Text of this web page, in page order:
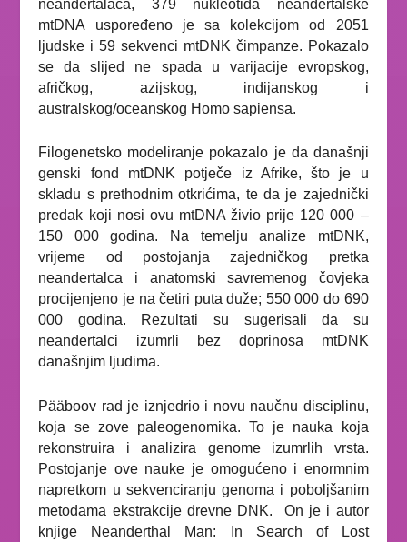
neandertalaca, 379 nukleotida neandertalske
mtDNA uspoređeno je sa kolekcijom od 2051
ljudske i 59 sekvenci mtDNK čimpanze. Pokazalo
se da slijed ne spada u varijacije evropskog,
afričkog, azijskog, indijanskog i
australskog/oceanskog Homo sapiensa.
Filogenetsko modeliranje pokazalo je da današnji
genski fond mtDNK potječe iz Afrike, što je u
skladu s prethodnim otkrićima, te da je zajednički
predak koji nosi ovu mtDNA živio prije 120 000 –
150 000 godina. Na temelju analize mtDNK,
vrijeme od postojanja zajedničkog pretka
neandertalca i anatomski savremenog čovjeka
procijenjeno je na četiri puta duže; 550 000 do 690
000 godina. Rezultati su sugerisali da su
neandertalci izumrli bez doprinosa mtDNK
današnjim ljudima.
Pääboov rad je iznjedrio i novu naučnu disciplinu,
koja se zove paleogenomika. To je nauka koja
rekonstruira i analizira genome izumrlih vrsta.
Postojanje ove nauke je omogućeno i enormnim
napretkom u sekvenciranju genoma i poboljšanim
metodama ekstrakcije drevne DNK.
On je i autor
knjige Neanderthal Man: In Search of Lost